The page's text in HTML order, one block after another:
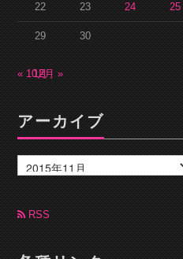
22 23 24 25
29 30
« 10月12月 »
アーカイブ
ー
カ
ブ RSS